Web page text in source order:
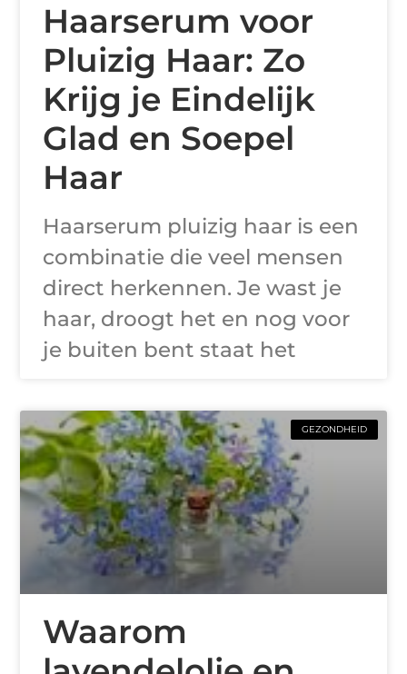
Haarserum voor
Pluizig Haar: Zo
Krijg je Eindelijk
Glad en Soepel
Haar
Haarserum pluizig haar is een
combinatie die veel mensen
direct herkennen. Je wast je
haar, droogt het en nog voor
je buiten bent staat het
GEZONDHEID
Waarom